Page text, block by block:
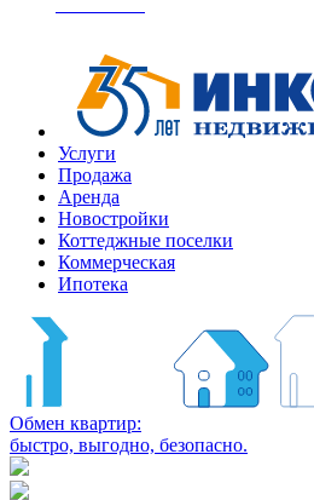
Услуги
Продажа
Аренда
Новостройки
Коттеджные поселки
Коммерческая
Ипотека
Обмен квартир:
быстро, выгодно, безопасно.